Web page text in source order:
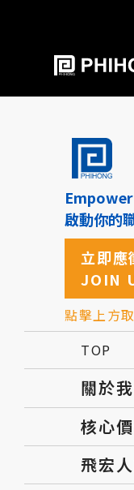
啟動你的
立即應
JOIN
點擊上方
TOP
關於
核心
飛宏